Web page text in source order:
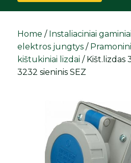
Home / Instaliaciniai gaminiai
elektros jungtys /
kištukiniai lizdai / Kišt.lizdas
3232 sieninis SEZ